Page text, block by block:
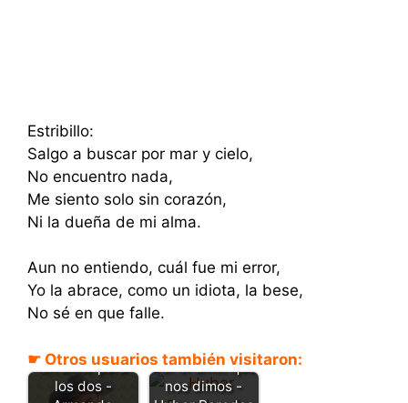
Estribillo:
Salgo a buscar por mar y cielo,
No encuentro nada,
Me siento solo sin corazón,
Ni la dueña de mi alma.
Aun no entiendo, cuál fue mi error,
Yo la abrace, como un idiota, la bese,
No sé en que falle.
☛ Otros usuarios también visitaron:
Un amor para
los dos -
Por el amor que
nos dimos -